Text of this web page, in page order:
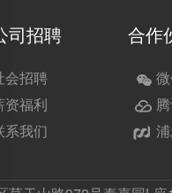
司招聘
会招聘
资福利
系我们
合作